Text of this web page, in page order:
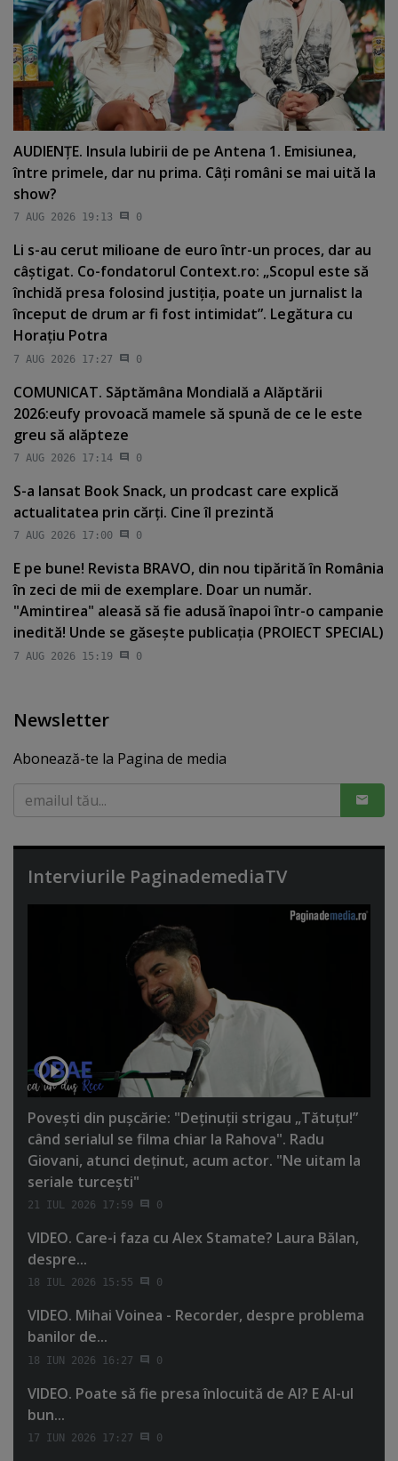
AUDIENŢE. Insula Iubirii de pe Antena 1. Emisiunea,
între primele, dar nu prima. Câţi români se mai uită la
show?
7 AUG 2026 19:13 0
Li s-au cerut milioane de euro într-un proces, dar au
câştigat. Co-fondatorul Context.ro: „Scopul este să
închidă presa folosind justiţia, poate un jurnalist la
început de drum ar fi fost intimidat”. Legătura cu
Horaţiu Potra
7 AUG 2026 17:27 0
COMUNICAT. Săptămâna Mondială a Alăptării
2026:eufy provoacă mamele să spună de ce le este
greu să alăpteze
7 AUG 2026 17:14 0
S-a lansat Book Snack, un prodcast care explică
actualitatea prin cărţi. Cine îl prezintă
7 AUG 2026 17:00 0
E pe bune! Revista BRAVO, din nou tipărită în România
în zeci de mii de exemplare. Doar un număr.
"Amintirea" aleasă să fie adusă înapoi într-o campanie
inedită! Unde se găseşte publicaţia (PROIECT SPECIAL)
7 AUG 2026 15:19 0
Newsletter
Abonează-te la Pagina de media
Interviurile PaginademediaTV
Poveşti din puşcărie: "Deţinuţii strigau „Tătuţu!”
când serialul se filma chiar la Rahova". Radu
Giovani, atunci deţinut, acum actor. "Ne uitam la
seriale turceşti"
21 IUL 2026 17:59 0
VIDEO. Care-i faza cu Alex Stamate? Laura Bălan,
despre...
18 IUL 2026 15:55 0
VIDEO. Mihai Voinea - Recorder, despre problema
banilor de...
18 IUN 2026 16:27 0
VIDEO. Poate să fie presa înlocuită de AI? E AI-ul
bun...
17 IUN 2026 17:27 0